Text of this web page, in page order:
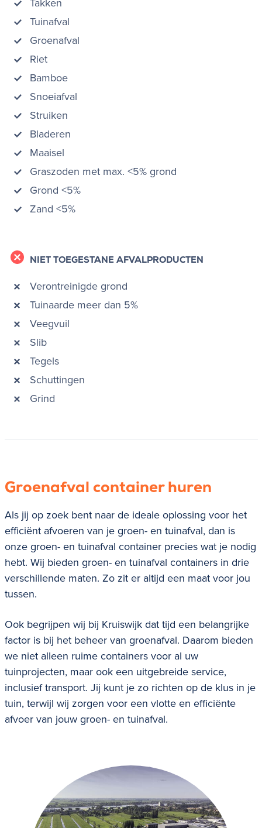
Tuinafval
Groenafval
Riet
Bamboe
Snoeiafval
Struiken
Bladeren
Maaisel
Graszoden met max. <5% grond
Grond <5%
Zand <5%
NIET TOEGESTANE AFVALPRODUCTEN
Verontreinigde grond
Tuinaarde meer dan 5%
Veegvuil
Slib
Tegels
Schuttingen
Grind
Groenafval container huren
Als jij op zoek bent naar de ideale oplossing voor het
efficiënt afvoeren van je groen- en tuinafval, dan is
onze groen- en tuinafval container precies wat je nodig
hebt. Wij bieden groen- en tuinafval containers in drie
verschillende maten. Zo zit er altijd een maat voor jou
tussen.
Ook begrijpen wij bij Kruiswijk dat tijd een belangrijke
factor is bij het beheer van groenafval. Daarom bieden
we niet alleen ruime containers voor al uw
tuinprojecten, maar ook een uitgebreide service,
inclusief transport. Jij kunt je zo richten op de klus in je
tuin, terwijl wij zorgen voor een vlotte en efficiënte
afvoer van jouw groen- en tuinafval.